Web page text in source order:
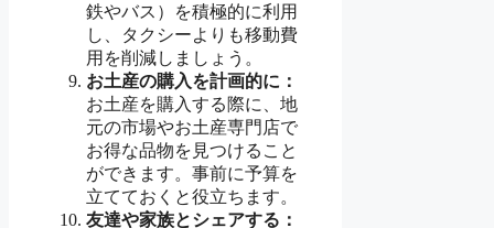
鉄やバス）を積極的に利用
し、タクシーよりも移動費
用を削減しましょう。
お土産の購入を計画的に：
お土産を購入する際に、地
元の市場やお土産専門店で
お得な品物を見つけること
ができます。事前に予算を
立てておくと役立ちます。
友達や家族とシェアする：